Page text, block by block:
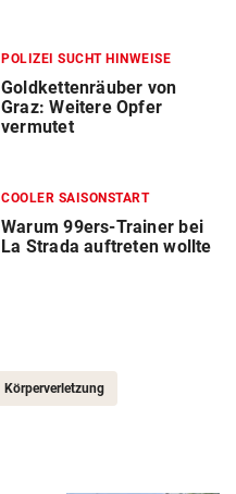
POLIZEI SUCHT HINWEISE
Goldkettenräuber von
Graz: Weitere Opfer
vermutet
COOLER SAISONSTART
Warum 99ers-Trainer bei
La Strada auftreten wollte
Körperverletzung